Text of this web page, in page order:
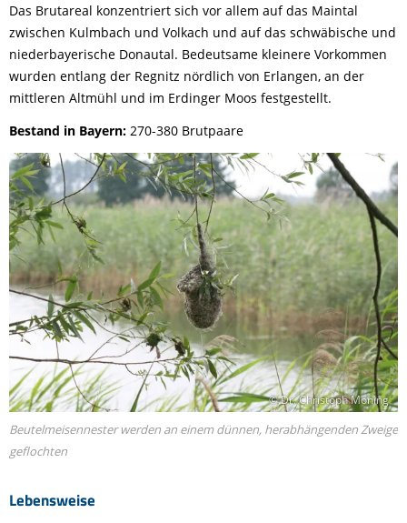
Das Brutareal konzentriert sich vor allem auf das Maintal
zwischen Kulmbach und Volkach und auf das schwäbische und
niederbayerische Donautal. Bedeutsame kleinere Vorkommen
wurden entlang der Regnitz nördlich von Erlangen, an der
mittleren Altmühl und im Erdinger Moos festgestellt.
Bestand in Bayern: 270-380 Brutpaare
Lebensweise
© Dr. Christoph Moning
Beutelmeisennester werden an einem dünnen, herabhängenden Zweige
geflochten